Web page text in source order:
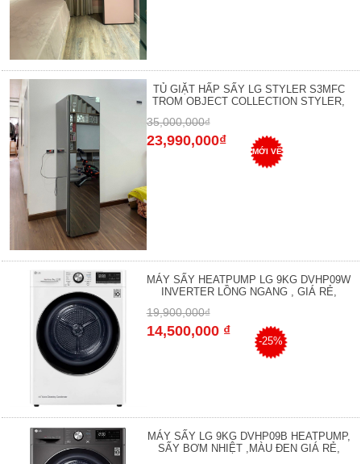
TỦ GIẶT HẤP SẤY LG STYLER S3MFC
TROM OBJECT COLLECTION STYLER,
35,000,000₫
23,990,000₫
MỚI VỀ
MÁY SẤY HEATPUMP LG 9KG DVHP09W
INVERTER LỒNG NGANG , GIÁ RẺ,
19,900,000₫
14,500,000 ₫
-25%
MÁY SẤY LG 9KG DVHP09B HEATPUMP,
SẤY BƠM NHIỆT ,MÀU ĐEN GIÁ RẺ,